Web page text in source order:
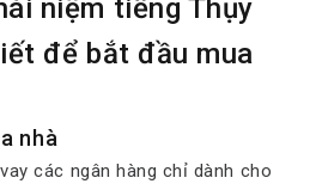
niệm tiếng Thụy
để bắt đầu mua
nhà
các ngân hàng chỉ dành cho